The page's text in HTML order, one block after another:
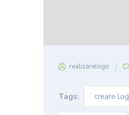
realizarelogo
Tags: creare